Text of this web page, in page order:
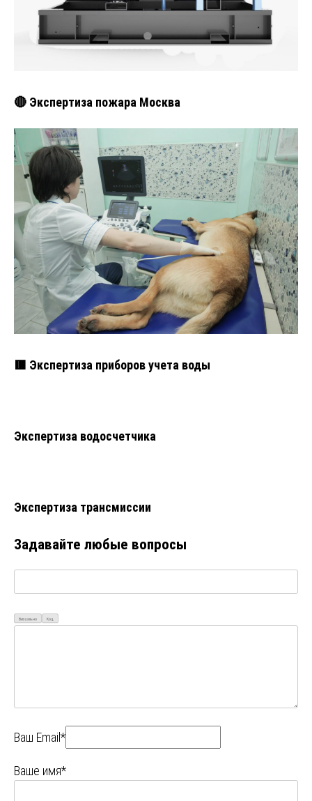
🔴 Экспертиза пожара Москва
🟥 Экспертиза приборов учета воды
Экспертиза водосчетчика
Экспертиза трансмиссии
Задавайте любые вопросы
Визуально Код
Ваш Email*
Ваше имя*